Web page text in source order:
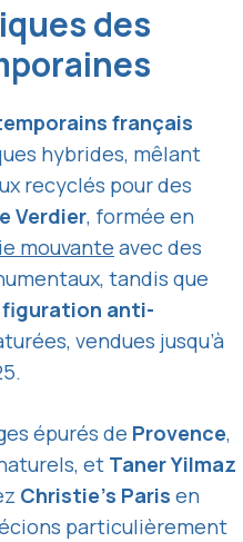
des
français
hybrides, mêlant
recyclés pour des
Verdier, formée en
mouvante avec des
tandis que
figuration anti-
vendues jusqu’à
épurés de Provence,
et Taner Yilmaz
Christie’s Paris en
particulièrement